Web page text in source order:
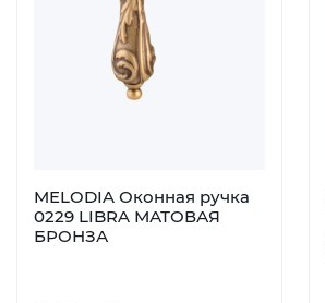
MELODIA Оконная ручка
0229 LIBRA МАТОВАЯ
БРОНЗА